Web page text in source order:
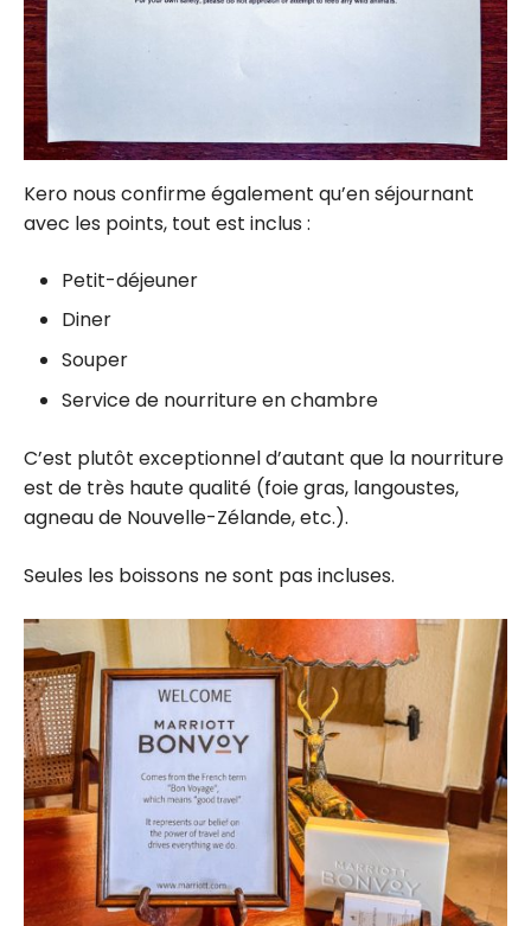
Kero nous confirme également qu’en séjournant
avec les points, tout est inclus :
Petit-déjeuner
Diner
Souper
Service de nourriture en chambre
C’est plutôt exceptionnel d’autant que la nourriture
est de très haute qualité (foie gras, langoustes,
agneau de Nouvelle-Zélande, etc.).
Seules les boissons ne sont pas incluses.